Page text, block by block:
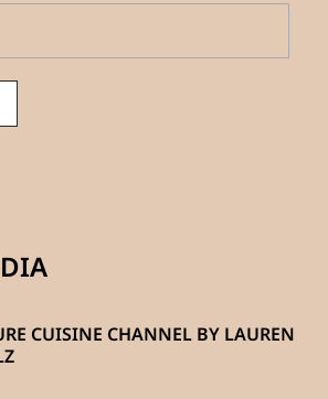
CUISINE CHANNEL BY LAUREN